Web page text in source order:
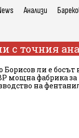
Анализи
с точния
Борисов ли е босът
мощна фабрика за
на